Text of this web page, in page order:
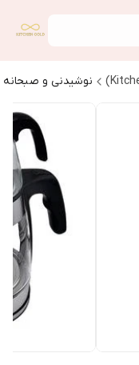
نوشیدنی و صبحانه